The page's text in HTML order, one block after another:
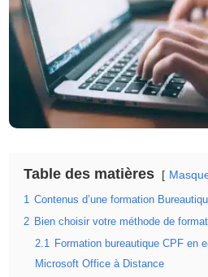
Table des matières
1 Contenus d’une formation
2 Bien choisir votre méthode de
2.1 Formation bureautique CPF en
Microsoft Office à Distance